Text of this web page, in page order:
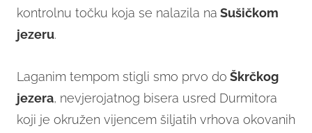
kontrolnu točku koja se nalazila na Sušičkom
jezeru.
Laganim tempom stigli smo prvo do Škrčkog
jezera, nevjerojatnog bisera usred Durmitora
koji je okružen vijencem šiljatih vrhova okovanih